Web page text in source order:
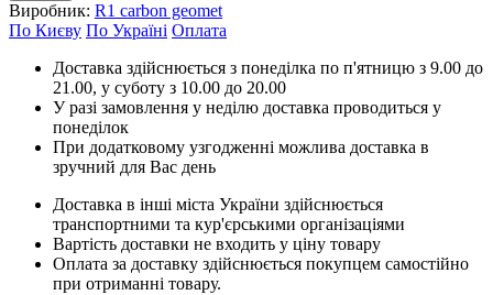
Виробник: R1 carbon geomet
По Києву По Україні Оплата
Доставка здійснюється з понеділка по п'ятницю з 9.00 до
21.00, у суботу з 10.00 до 20.00
У разі замовлення у неділю доставка проводиться у
понеділок
При додатковому узгодженні можлива доставка в
зручний для Вас день
Доставка в інші міста України здійснюється
транспортними та кур'єрськими організаціями
Вартість доставки не входить у ціну товару
Оплата за доставку здійснюється покупцем самостійно
при отриманні товару.